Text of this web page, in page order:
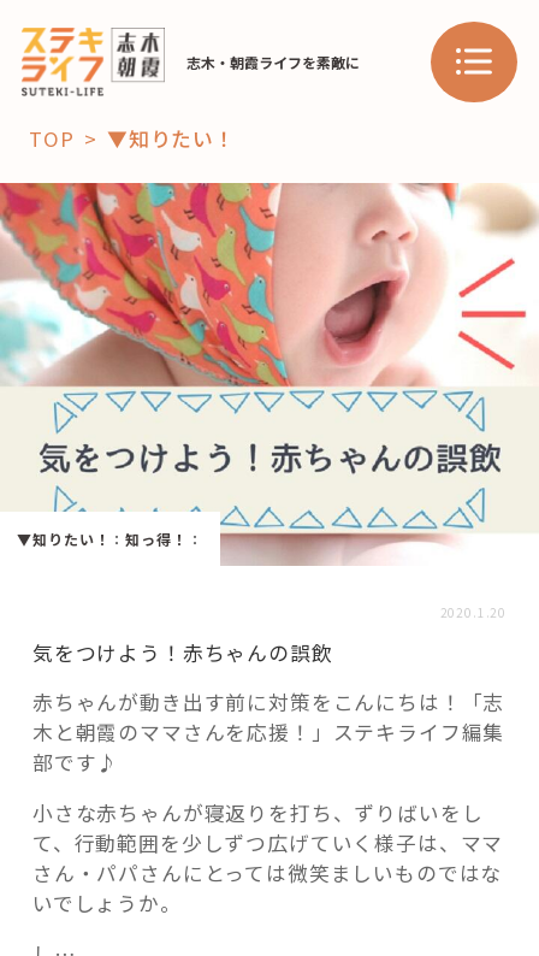
志木・朝霞ライフを素敵に
「コト」
子育て
暮らし
おすすめ
スポット 学び・教育
「場」
HAREL HAREL
活用事例
「モノ」
fleXe リノベ事例
「ひと」
協賛・協力店
TOP ▼知りたい！
▼知りたい！ ：知っ得！ ：
2020.1.20
気をつけよう！赤ちゃんの誤飲
赤ちゃんが動き出す前に対策をこんにちは！「志
木と朝霞のママさんを応援！」ステキライフ編集
部です♪
小さな赤ちゃんが寝返りを打ち、ずりばいをし
て、行動範囲を少しずつ広げていく様子は、ママ
さん・パパさんにとっては微笑ましいものではな
いでしょうか。